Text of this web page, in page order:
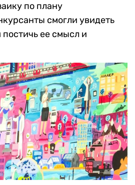
по плану
смогли увидеть
ее смысл и